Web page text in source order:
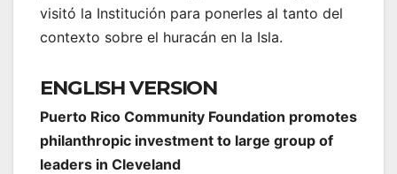
visitó la Institución para ponerles al tanto del
contexto sobre el huracán en la Isla.
ENGLISH VERSION
Puerto Rico Community Foundation promotes
philanthropic investment to large group of
leaders in Cleveland